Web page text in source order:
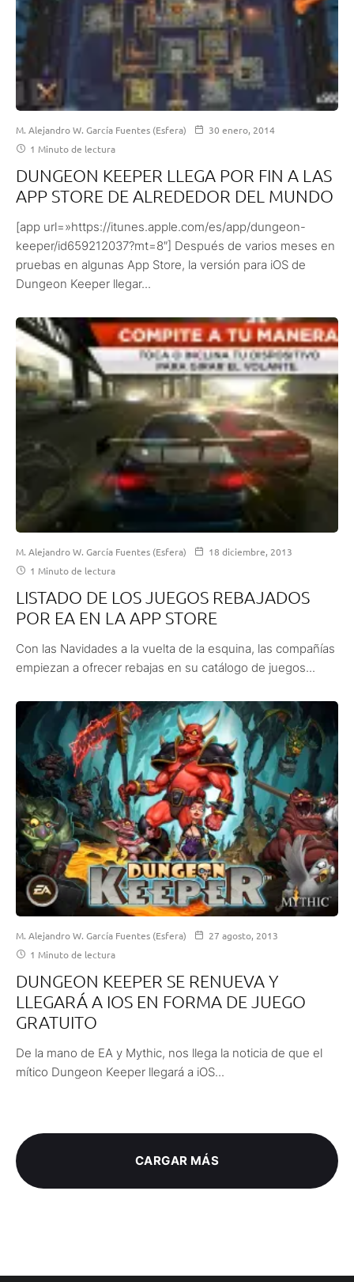
M. Alejandro W. García Fuentes (Esfera)
30 enero, 2014
1 Minuto de lectura
DUNGEON KEEPER LLEGA POR FIN A LAS
APP STORE DE ALREDEDOR DEL MUNDO
[app url=»https://itunes.apple.com/es/app/dungeon-
keeper/id659212037?mt=8″] Después de varios meses en
pruebas en algunas App Store, la versión para iOS de
Dungeon Keeper llegar...
M. Alejandro W. García Fuentes (Esfera)
18 diciembre, 2013
1 Minuto de lectura
LISTADO DE LOS JUEGOS REBAJADOS
POR EA EN LA APP STORE
Con las Navidades a la vuelta de la esquina, las compañías
empiezan a ofrecer rebajas en su catálogo de juegos...
M. Alejandro W. García Fuentes (Esfera)
27 agosto, 2013
1 Minuto de lectura
DUNGEON KEEPER SE RENUEVA Y
LLEGARÁ A IOS EN FORMA DE JUEGO
GRATUITO
De la mano de EA y Mythic, nos llega la noticia de que el
mítico Dungeon Keeper llegará a iOS...
CARGAR MÁS